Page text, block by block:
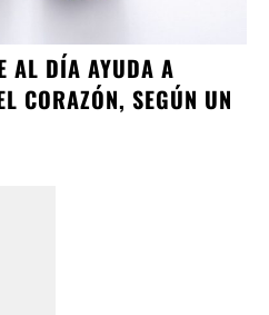
AL DÍA AYUDA A
CORAZÓN, SEGÚN UN